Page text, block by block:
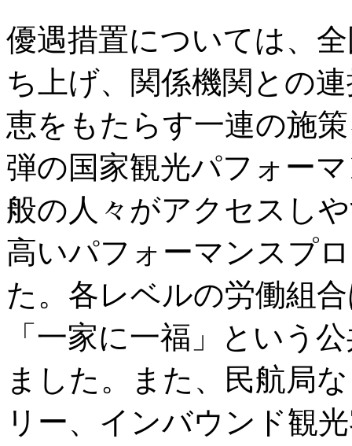
優遇措置については、
ち上げ、関係機関との
恵をもたらす一連の施
弾の国家観光パフォー
般の人々がアクセスし
高いパフォーマンスプ
た。各レベルの労働組
「一家に一福」という
ました。また、民航局
リー、インバウンド観